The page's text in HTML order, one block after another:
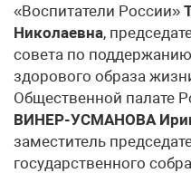
«Воспитатели России»
Николаевна,
совета по
здорового образа
Общественной палате
ВИНЕР-УСМАНОВА
заместитель
государственного